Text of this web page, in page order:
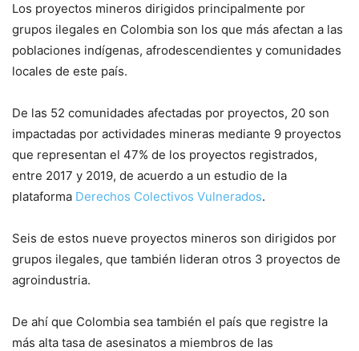
Los proyectos mineros dirigidos principalmente por
grupos ilegales en Colombia son los que más afectan a las
poblaciones indígenas, afrodescendientes y comunidades
locales de este país.
De las 52 comunidades afectadas por proyectos, 20 son
impactadas por actividades mineras mediante 9 proyectos
que representan el 47% de los proyectos registrados,
entre 2017 y 2019, de acuerdo a un estudio de la
plataforma Derechos Colectivos Vulnerados.
Seis de estos nueve proyectos mineros son dirigidos por
grupos ilegales, que también lideran otros 3 proyectos de
agroindustria.
De ahí que Colombia sea también el país que registre la
más alta tasa de asesinatos a miembros de las